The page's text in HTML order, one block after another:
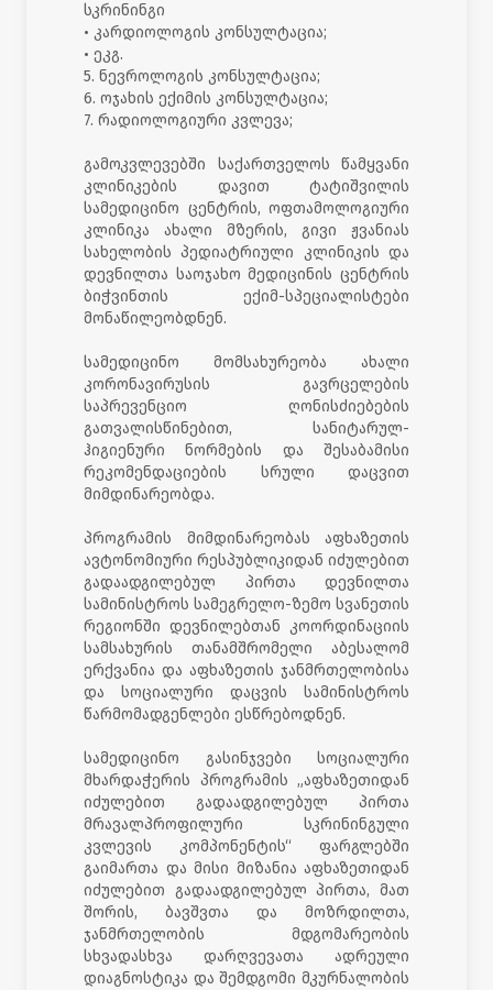
სკრინინგი
• კარდიოლოგის კონსულტაცია;
• ეკგ.
5. ნევროლოგის კონსულტაცია;
6. ოჯახის ექიმის კონსულტაცია;
7. რადიოლოგიური კვლევა;
გამოკვლევებში საქართველოს წამყვანი
კლინიკების დავით ტატიშვილის
სამედიცინო ცენტრის, ოფთამოლოგიური
კლინიკა ახალი მზერის, გივი ჟვანიას
სახელობის პედიატრიული კლინიკის და
დევნილთა საოჯახო მედიცინის ცენტრის
ბიჭვინთის ექიმ-სპეციალისტები
მონაწილეობდნენ.
სამედიცინო მომსახურეობა ახალი
კორონავირუსის გავრცელების
საპრევენციო ღონისძიებების
გათვალისწინებით, სანიტარულ-
ჰიგიენური ნორმების და შესაბამისი
რეკომენდაციების სრული დაცვით
მიმდინარეობდა.
პროგრამის მიმდინარეობას აფხაზეთის
ავტონომიური რესპუბლიკიდან იძულებით
გადაადგილებულ პირთა დევნილთა
სამინისტროს სამეგრელო-ზემო სვანეთის
რეგიონში დევნილებთან კოორდინაციის
სამსახურის თანამშრომელი აბესალომ
ერქვანია და აფხაზეთის ჯანმრთელობისა
და სოციალური დაცვის სამინისტროს
წარმომადგენლები ესწრებოდნენ.
სამედიცინო გასინჯვები სოციალური
მხარდაჭერის პროგრამის „აფხაზეთიდან
იძულებით გადაადგილებულ პირთა
მრავალპროფილური სკრინინგული
კვლევის კომპონენტის“ ფარგლებში
გაიმართა და მისი მიზანია აფხაზეთიდან
იძულებით გადაადგილებულ პირთა, მათ
შორის, ბავშვთა და მოზრდილთა,
ჯანმრთელობის მდგომარეობის
სხვადასხვა დარღვევათა ადრეული
დიაგნოსტიკა და შემდგომი მკურნალობის